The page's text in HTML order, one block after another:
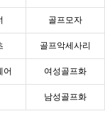
골프모자
골프악세사리
어 여성골프화
남성골프화